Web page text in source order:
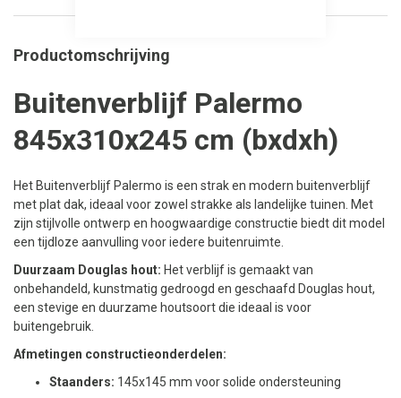
Productomschrijving
Buitenverblijf Palermo
845x310x245 cm (bxdxh)
Het Buitenverblijf Palermo is een strak en modern buitenverblijf
met plat dak, ideaal voor zowel strakke als landelijke tuinen. Met
zijn stijlvolle ontwerp en hoogwaardige constructie biedt dit model
een tijdloze aanvulling voor iedere buitenruimte.
Duurzaam Douglas hout: Het verblijf is gemaakt van
onbehandeld, kunstmatig gedroogd en geschaafd Douglas hout,
een stevige en duurzame houtsoort die ideaal is voor
buitengebruik.
Afmetingen constructieonderdelen:
Staanders: 145x145 mm voor solide ondersteuning